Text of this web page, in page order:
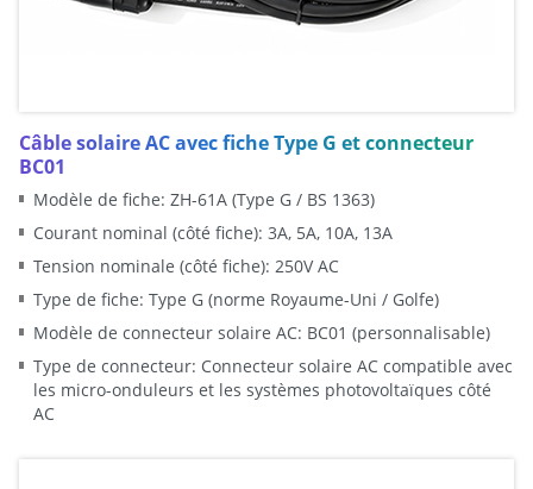
Câble solaire AC avec fiche Type G et connecteur
BC01
Modèle de fiche: ZH-61A (Type G / BS 1363)
Courant nominal (côté fiche): 3A, 5A, 10A, 13A
Tension nominale (côté fiche): 250V AC
Type de fiche: Type G (norme Royaume-Uni / Golfe)
Modèle de connecteur solaire AC: BC01 (personnalisable)
Type de connecteur: Connecteur solaire AC compatible avec
les micro-onduleurs et les systèmes photovoltaïques côté
AC